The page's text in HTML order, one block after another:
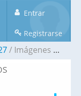
Entrar
Registrarse
Imágenes y Documentos